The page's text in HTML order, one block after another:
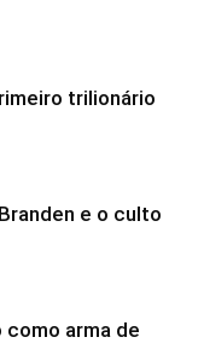
trilionário
e o culto
como arma de